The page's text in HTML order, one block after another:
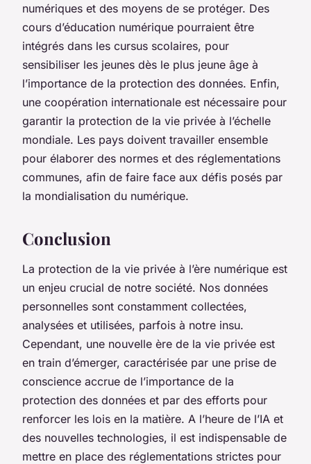
numériques et des moyens de se protéger. Des
cours d’éducation numérique pourraient être
intégrés dans les cursus scolaires, pour
sensibiliser les jeunes dès le plus jeune âge à
l’importance de la protection des données. Enfin,
une coopération internationale est nécessaire pour
garantir la protection de la vie privée à l’échelle
mondiale. Les pays doivent travailler ensemble
pour élaborer des normes et des réglementations
communes, afin de faire face aux défis posés par
la mondialisation du numérique.
Conclusion
La protection de la vie privée à l’ère numérique est
un enjeu crucial de notre société. Nos données
personnelles sont constamment collectées,
analysées et utilisées, parfois à notre insu.
Cependant, une nouvelle ère de la vie privée est
en train d’émerger, caractérisée par une prise de
conscience accrue de l’importance de la
protection des données et par des efforts pour
renforcer les lois en la matière. A l’heure de l’IA et
des nouvelles technologies, il est indispensable de
mettre en place des réglementations strictes pour